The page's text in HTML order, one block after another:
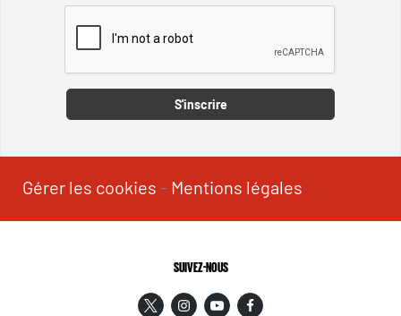
S'inscrire
Gérer les cookies - Mentions légales
SUIVEZ-NOUS